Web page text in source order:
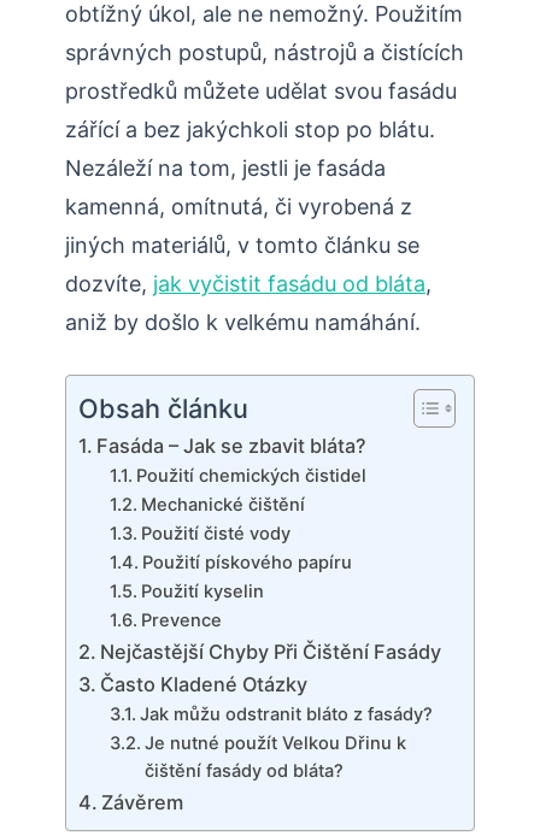
obtížný úkol, ale ne nemožný. Použitím
správných postupů, nástrojů a čistících
prostředků můžete udělat svou fasádu
zářící a bez jakýchkoli stop po blátu.
Nezáleží na tom, jestli je fasáda
kamenná, omítnutá, či vyrobená z
jiných materiálů, v tomto článku se
dozvíte, jak vyčistit fasádu od bláta,
aniž by došlo k velkému namáhání.
Obsah článku
Fasáda – Jak se zbavit bláta?
Použití chemických čistidel
Mechanické čištění
Použití čisté vody
Použití pískového papíru
Použití kyselin
Prevence
Nejčastější Chyby Při Čištění Fasády
Často Kladené Otázky
Jak můžu odstranit bláto z fasády?
Je nutné použít Velkou Dřinu k
čištění fasády od bláta?
Závěrem